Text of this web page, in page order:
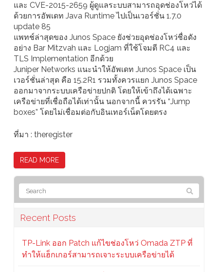
และ CVE-2015-2659 ผู้ดูแลระบบสามารถอุดช่องโหว่ได้
ด้วยการอัพเดท Java Runtime ไปเป็นเวอร์ชั่น 1.7.0
update 85
แพทช์ล่าสุดของ Junos Space ยังช่วยอุดช่องโหว่ชื่อดัง
อย่าง Bar Mitzvah และ Logjam ที่ใช้โจมตี RC4 และ
TLS Implementation อีกด้วย
Juniper Networks แนะนำให้อัพเดท Junos Space เป็น
เวอร์ชั่นล่าสุด คือ 15.2R1 รวมทั้งควรแยก Junos Space
ออกมาจากระบบเครือข่ายปกติ โดยให้เข้าถึงได้เฉพาะ
เครือข่ายที่เชื่อถือได้เท่านั้น นอกจากนี้ ควรรัน “Jump
boxes” โดยไม่เชื่อมต่อกับอินเทอร์เน็ตโดยตรง
ที่มา : theregister
READ MORE
Recent Posts
TP-Link ออก Patch แก้ไขช่องโหว่ Omada ZTP ที่
ทำให้แฮ็กเกอร์สามารถเจาะระบบเครือข่ายได้